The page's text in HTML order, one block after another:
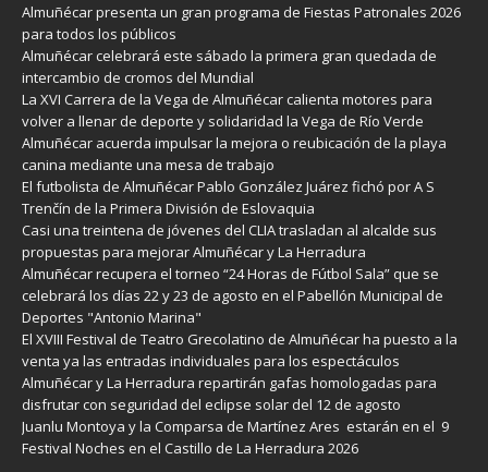
Almuñécar presenta un gran programa de Fiestas Patronales 2026
para todos los públicos
Almuñécar celebrará este sábado la primera gran quedada de
intercambio de cromos del Mundial
La XVI Carrera de la Vega de Almuñécar calienta motores para
volver a llenar de deporte y solidaridad la Vega de Río Verde
Almuñécar acuerda impulsar la mejora o reubicación de la playa
canina mediante una mesa de trabajo
El futbolista de Almuñécar Pablo González Juárez fichó por A S
Trenčín de la Primera División de Eslovaquia
Casi una treintena de jóvenes del CLIA trasladan al alcalde sus
propuestas para mejorar Almuñécar y La Herradura
Almuñécar recupera el torneo “24 Horas de Fútbol Sala” que se
celebrará los días 22 y 23 de agosto en el Pabellón Municipal de
Deportes "Antonio Marina"
El XVIII Festival de Teatro Grecolatino de Almuñécar ha puesto a la
venta ya las entradas individuales para los espectáculos
Almuñécar y La Herradura repartirán gafas homologadas para
disfrutar con seguridad del eclipse solar del 12 de agosto
Juanlu Montoya y la Comparsa de Martínez Ares estarán en el 9
Festival Noches en el Castillo de La Herradura 2026